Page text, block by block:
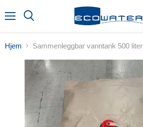
Hjem Sammenleggbar vanntank 500 liter